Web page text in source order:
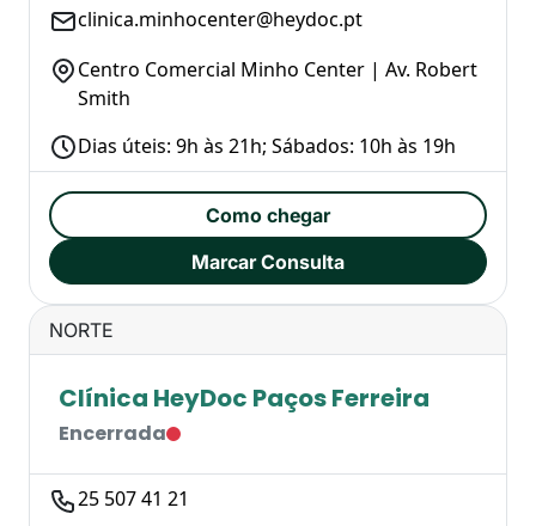
clinica.minhocenter@heydoc.pt
Centro Comercial Minho Center | Av. Robert
Smith
Dias úteis: 9h às 21h; Sábados: 10h às 19h
Como chegar
Marcar Consulta
NORTE
Clínica HeyDoc Paços Ferreira
Encerrada
25 507 41 21